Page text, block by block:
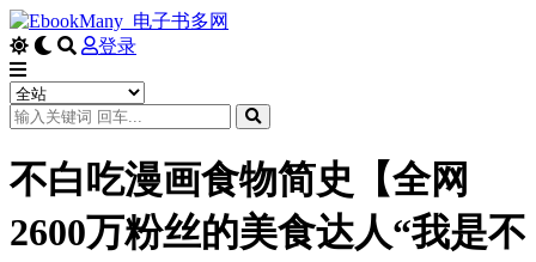
登录
不白吃漫画食物简史【全网
2600万粉丝的美食达人“我是不